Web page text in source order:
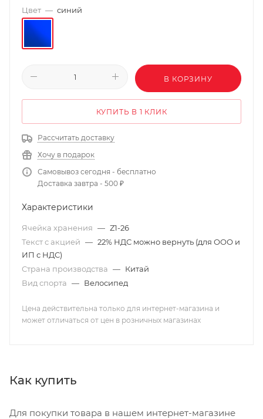
Цвет — синий
В КОРЗИНУ
КУПИТЬ В 1 КЛИК
Рассчитать доставку
Хочу в подарок
Самовывоз сегодня - бесплатно
Доставка завтра - 500 ₽
Характеристики
Ячейка хранения — Z1-26
Текст с акцией — 22% НДС можно вернуть (для ООО и
ИП с НДС)
Страна производства — Китай
Вид спорта — Велосипед
Цена действительна только для интернет-магазина и
может отличаться от цен в розничных магазинах
Как купить
Для покупки товара в нашем интернет-магазине